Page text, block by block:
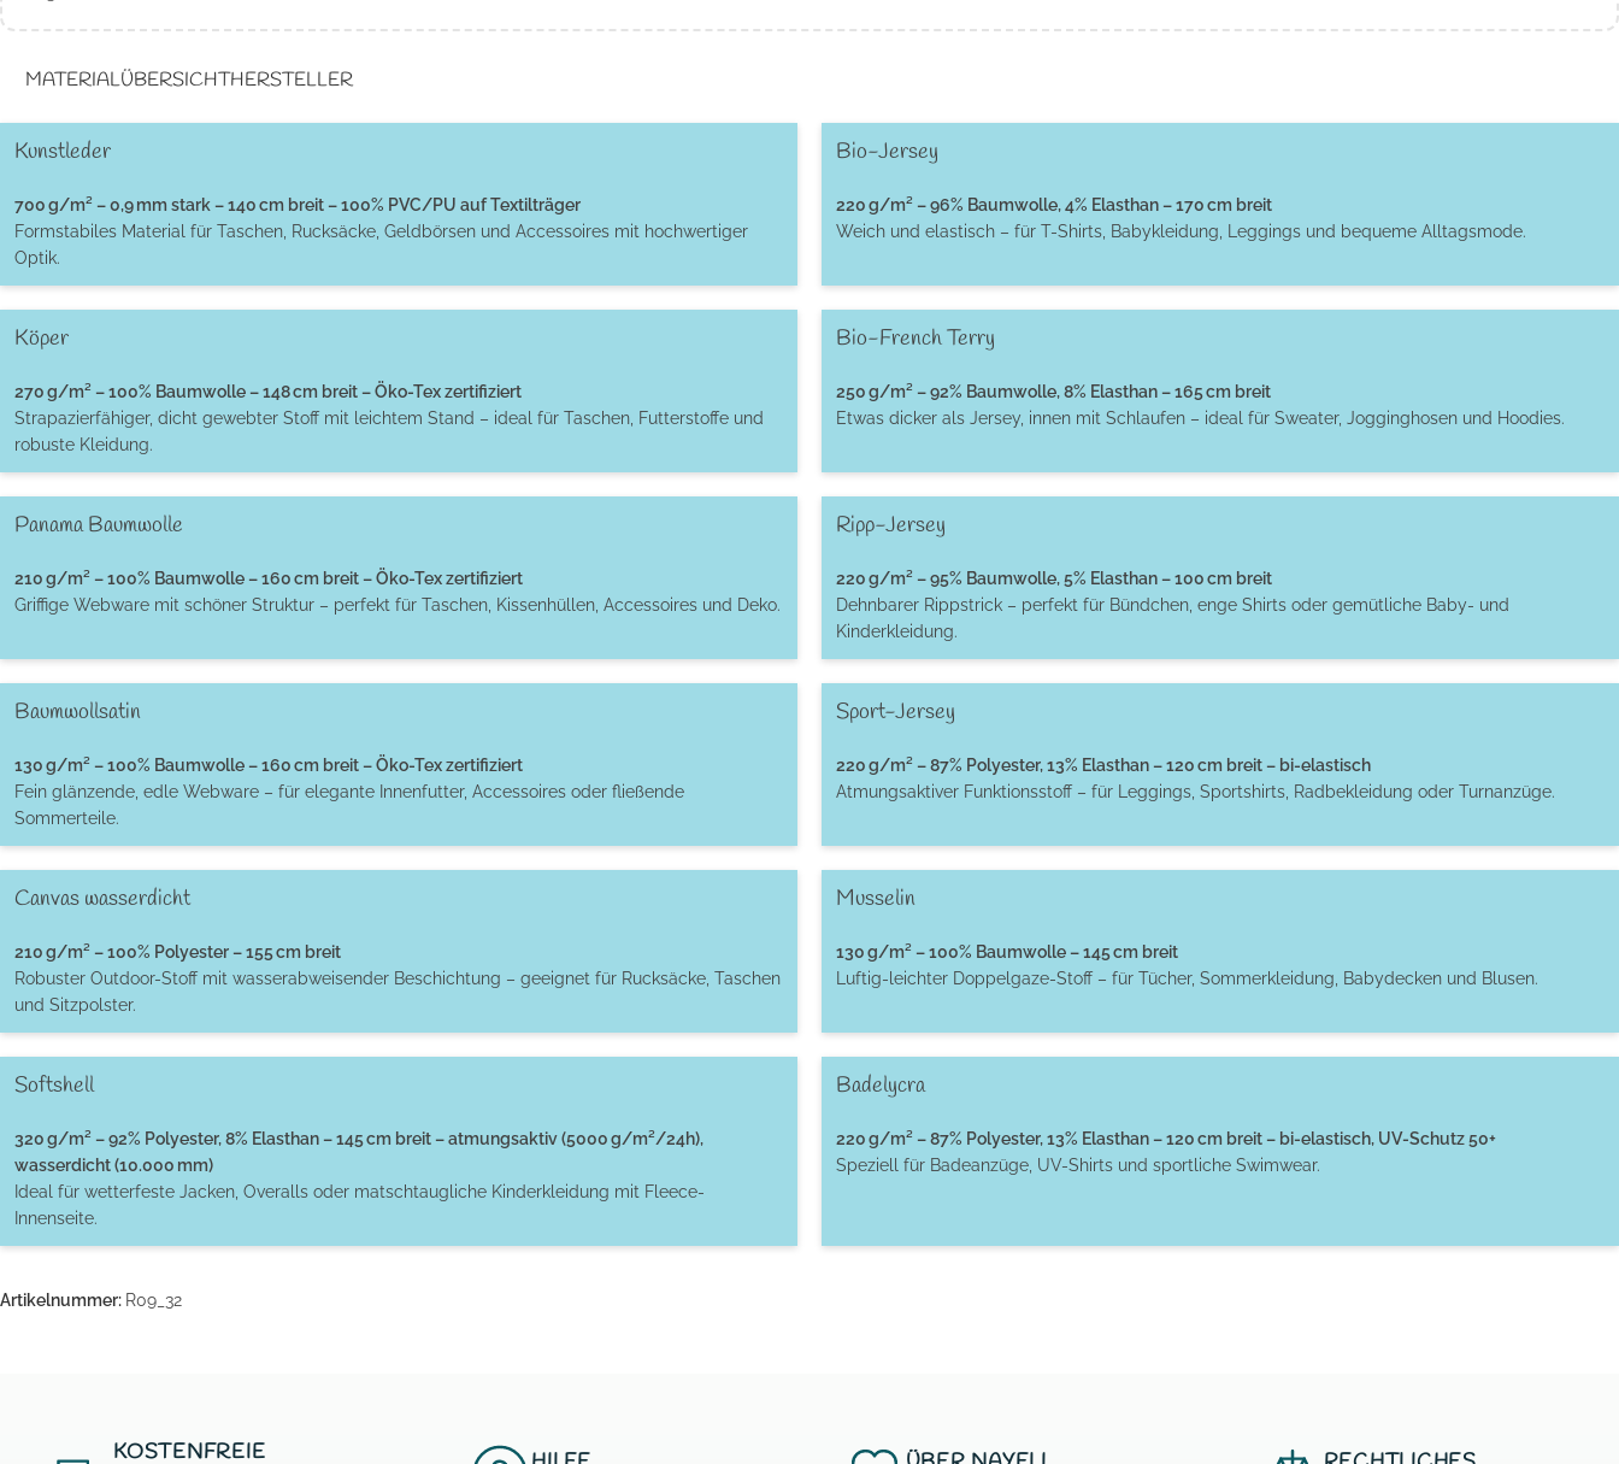
MATERIALÜBERSICHTHERSTELLER
Kunstleder
700 g/m² – 0,9 mm stark – 140 cm breit – 100% PVC/PU auf Textilträger
Formstabiles Material für Taschen, Rucksäcke, Geldbörsen und Accessoires mit hochwertiger
Optik.
Bio-Jersey
220 g/m² – 96% Baumwolle, 4% Elasthan – 170 cm breit
Weich und elastisch – für T-Shirts, Babykleidung, Leggings und bequeme Alltagsmode.
Köper
270 g/m² – 100% Baumwolle – 148 cm breit – Öko-Tex zertifiziert
Strapazierfähiger, dicht gewebter Stoff mit leichtem Stand – ideal für Taschen, Futterstoffe und
robuste Kleidung.
Bio-French Terry
250 g/m² – 92% Baumwolle, 8% Elasthan – 165 cm breit
Etwas dicker als Jersey, innen mit Schlaufen – ideal für Sweater, Jogginghosen und Hoodies.
Panama Baumwolle
210 g/m² – 100% Baumwolle – 160 cm breit – Öko-Tex zertifiziert
Griffige Webware mit schöner Struktur – perfekt für Taschen, Kissenhüllen, Accessoires und Deko.
Ripp-Jersey
220 g/m² – 95% Baumwolle, 5% Elasthan – 100 cm breit
Dehnbarer Rippstrick – perfekt für Bündchen, enge Shirts oder gemütliche Baby- und
Kinderkleidung.
Baumwollsatin
130 g/m² – 100% Baumwolle – 160 cm breit – Öko-Tex zertifiziert
Fein glänzende, edle Webware – für elegante Innenfutter, Accessoires oder fließende
Sommerteile.
Sport-Jersey
220 g/m² – 87% Polyester, 13% Elasthan – 120 cm breit – bi-elastisch
Atmungsaktiver Funktionsstoff – für Leggings, Sportshirts, Radbekleidung oder Turnanzüge.
Canvas wasserdicht
210 g/m² – 100% Polyester – 155 cm breit
Robuster Outdoor-Stoff mit wasserabweisender Beschichtung – geeignet für Rucksäcke, Taschen
und Sitzpolster.
Musselin
130 g/m² – 100% Baumwolle – 145 cm breit
Luftig-leichter Doppelgaze-Stoff – für Tücher, Sommerkleidung, Babydecken und Blusen.
Softshell
320 g/m² – 92% Polyester, 8% Elasthan – 145 cm breit – atmungsaktiv (5000 g/m²/24h),
wasserdicht (10.000 mm)
Ideal für wetterfeste Jacken, Overalls oder matschtaugliche Kinderkleidung mit Fleece-
Innenseite.
Badelycra
220 g/m² – 87% Polyester, 13% Elasthan – 120 cm breit – bi-elastisch, UV-Schutz 50+
Speziell für Badeanzüge, UV-Shirts und sportliche Swimwear.
Artikelnummer: R09_32
KOSTENFREIE